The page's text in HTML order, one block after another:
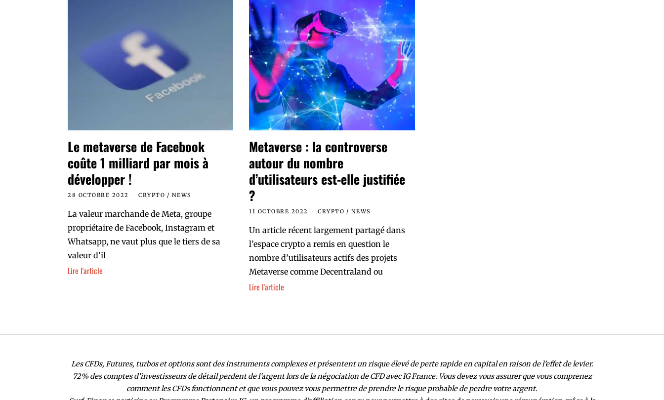
Le metaverse de Facebook
coûte 1 milliard par mois à
développer !
28 OCTOBRE 2022 CRYPTO / NEWS
La valeur marchande de Meta, groupe
propriétaire de Facebook, Instagram et
Whatsapp, ne vaut plus que le tiers de sa
valeur d’il
Lire l'article
Metaverse : la controverse
autour du nombre
d’utilisateurs est-elle justifiée
?
11 OCTOBRE 2022 CRYPTO / NEWS
Un article récent largement partagé dans
l’espace crypto a remis en question le
nombre d’utilisateurs actifs des projets
Metaverse comme Decentraland ou
Lire l'article
Les CFDs, Futures, turbos et options sont des instruments complexes et présentent un risque élevé de perte rapide en capital en raison de l’effet de levier.
72% des comptes d’investisseurs de détail perdent de l’argent lors de la négociation de CFD avec IG France. Vous devez vous assurer que vous comprenez
comment les CFDs fonctionnent et que vous pouvez vous permettre de prendre le risque probable de perdre votre argent.